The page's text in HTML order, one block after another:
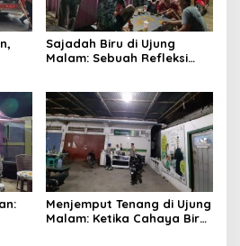
Sajadah Biru di Ujung
Malam: Sebuah Refleksi
Menjemput Tenang di Ujung
Malam: Ketika Cahaya Biru